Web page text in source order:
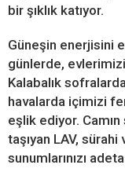
bir şıklık katıyor.
Güneşin enerjisini
günlerde,
Kalabalık
havalarda içimizi
eşlik ediyor. Camın
taşıyan LAV,
sunumlarınızı